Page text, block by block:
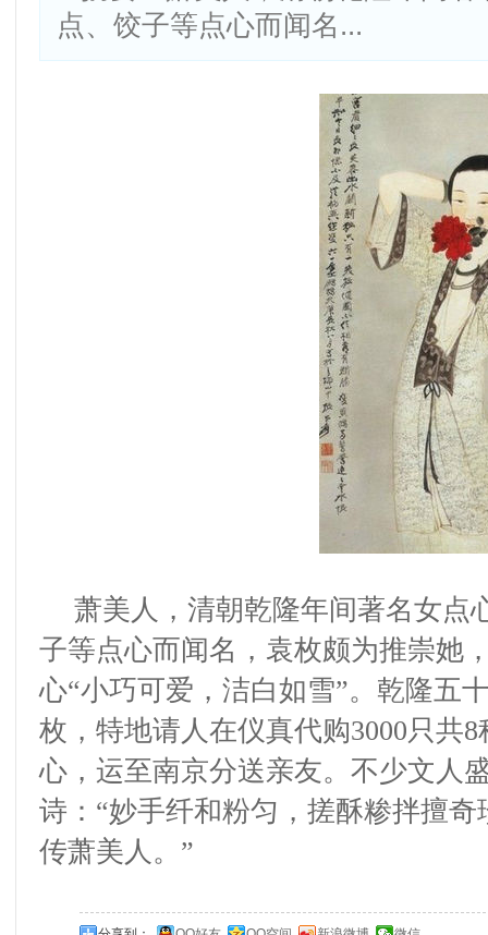
点、饺子等点心而闻名...
萧美人，清朝乾隆年间著名女点
子等点心而闻名，袁枚颇为推崇她
心“小巧可爱，洁白如雪”。乾隆五
枚，特地请人在仪真代购3000只共8
心，运至南京分送亲友。不少文人
诗： “妙手纤和粉匀，搓酥糁拌擅
传萧美人。 ”